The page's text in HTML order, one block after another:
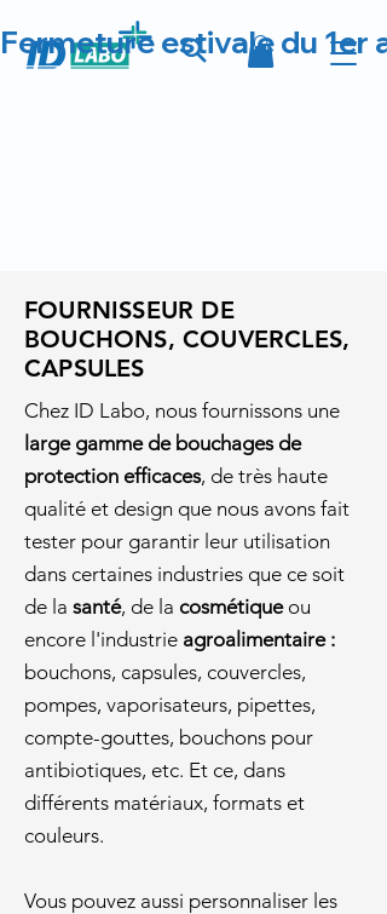
Fermeture estivale du 1er
FOURNISSEUR DE
BOUCHONS, COUVERCLES,
CAPSULES
Chez ID Labo, nous fournissons une
large gamme de bouchages de
protection efficaces, de très haute
qualité et design que nous avons fait
tester pour garantir leur utilisation
dans certaines industries que ce soit
de la santé, de la cosmétique ou
encore l'industrie agroalimentaire :
bouchons, capsules, couvercles,
pompes, vaporisateurs, pipettes,
compte-gouttes, bouchons pour
antibiotiques, etc. Et ce, dans
différents matériaux, formats et
couleurs.
Vous pouvez aussi personnaliser les